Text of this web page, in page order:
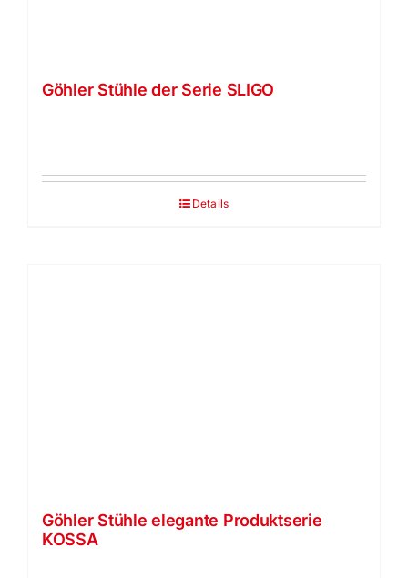
Göhler Stühle der Serie SLIGO
Details
Göhler Stühle elegante Produktserie
KOSSA